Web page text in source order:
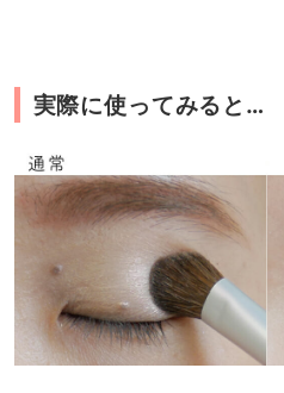
実際に使ってみると…